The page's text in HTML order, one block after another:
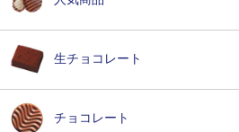
生チョコレート
チョコレート